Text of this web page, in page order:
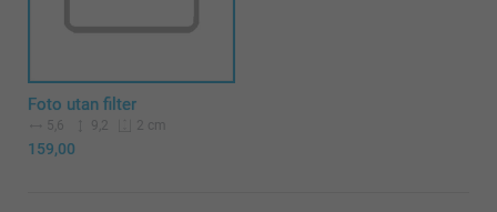
Foto utan filter
5,6 9,2 2 cm
159,00